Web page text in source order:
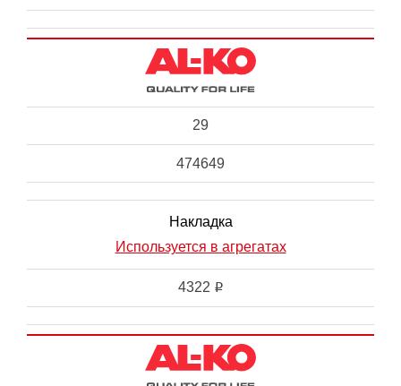
29
474649
Накладка
Используется в агрегатах
4322 i